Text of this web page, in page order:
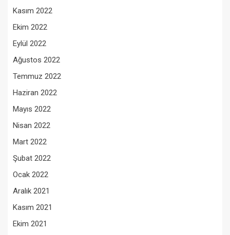
Kasım 2022
Ekim 2022
Eylül 2022
Ağustos 2022
Temmuz 2022
Haziran 2022
Mayıs 2022
Nisan 2022
Mart 2022
Şubat 2022
Ocak 2022
Aralık 2021
Kasım 2021
Ekim 2021